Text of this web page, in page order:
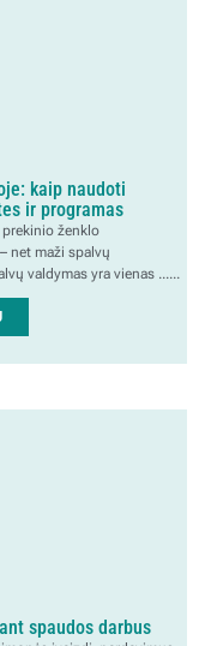
kaip naudoti
ir programas
ženklo
net maži spalvų
valdymas yra vienas ......
spaudos darbus